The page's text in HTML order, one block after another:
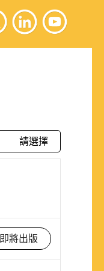
請選擇
即將出版